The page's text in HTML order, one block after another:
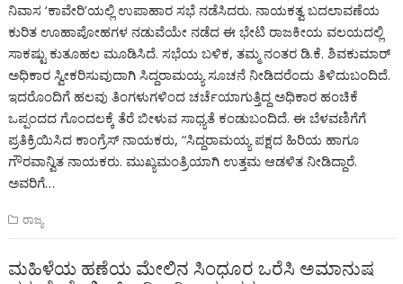
ನಿವಾಸ ‘ಕಾವೇರಿ’ಯಲ್ಲಿ ಉಪಾಹಾರ ಸಭೆ ನಡೆಸಿದರು. ನಾಯಕತ್ವ ಬದಲಾವಣೆಯ
ಕುರಿತ ಊಹಾಪೋಹಗಳ ನಡುವೆಯೇ ನಡೆದ ಈ ಭೇಟಿ ರಾಜಕೀಯ ವಲಯದಲ್ಲಿ
ಸಾಕಷ್ಟು ಕುತೂಹಲ ಮೂಡಿಸಿದೆ. ಸಭೆಯ ಬಳಿಕ, ತಮ್ಮ ನಂತರ ಡಿ.ಕೆ. ಶಿವಕುಮಾರ್
ಅಧಿಕಾರ ಸ್ವೀಕರಿಸುವುದಾಗಿ ಸಿದ್ದರಾಮಯ್ಯ ಸೂಚನೆ ನೀಡಿದರೆಂದು ತಿಳಿದುಬಂದಿದೆ.
ಇದರೊಂದಿಗೆ ಹಲವು ತಿಂಗಳುಗಳಿಂದ ಚರ್ಚೆಯಾಗುತ್ತಿದ್ದ ಅಧಿಕಾರ ಹಂಚಿಕೆ
ಒಪ್ಪಂದದ ಗೊಂದಲಕ್ಕೆ ತೆರೆ ಬೀಳುವ ಸಾಧ್ಯತೆ ಕಂಡುಬಂದಿದೆ. ಈ ಬೆಳವಣಿಗೆಗೆ
ಪ್ರತಿಕ್ರಿಯಿಸಿದ ಕಾಂಗ್ರೆಸ್ ನಾಯಕರು, “ಸಿದ್ದರಾಮಯ್ಯ ಪಕ್ಷದ ಹಿರಿಯ ಹಾಗೂ
ಗೌರವಾನ್ವಿತ ನಾಯಕರು. ಮುಖ್ಯಮಂತ್ರಿಯಾಗಿ ಉತ್ತಮ ಆಡಳಿತ ನೀಡಿದ್ದಾರೆ.
ಅವರಿಗೆ…
ರಾಜ್ಯ
ಮಹಿಳೆಯ ಹಣೆಯ ಮೇಲಿನ ಸಿಂಧೂರ ಒರೆಸಿ ಅಮಾನುಷ